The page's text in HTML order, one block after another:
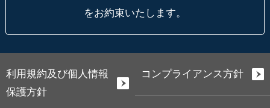
をお約束いたします。
利用規約及び個人情報
保護方針
コンプライアンス方針